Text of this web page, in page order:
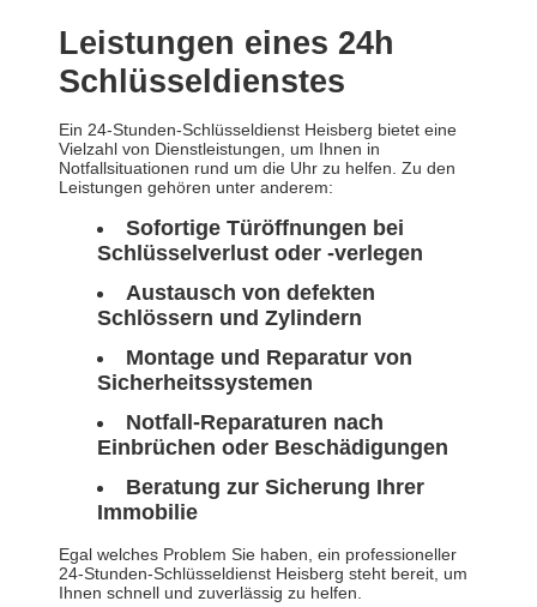
Leistungen eines 24h
Schlüsseldienstes
Ein 24-Stunden-Schlüsseldienst Heisberg bietet eine
Vielzahl von Dienstleistungen, um Ihnen in
Notfallsituationen rund um die Uhr zu helfen. Zu den
Leistungen gehören unter anderem:
Sofortige Türöffnungen bei
Schlüsselverlust oder -verlegen
Austausch von defekten
Schlössern und Zylindern
Montage und Reparatur von
Sicherheitssystemen
Notfall-Reparaturen nach
Einbrüchen oder Beschädigungen
Beratung zur Sicherung Ihrer
Immobilie
Egal welches Problem Sie haben, ein professioneller
24-Stunden-Schlüsseldienst Heisberg steht bereit, um
Ihnen schnell und zuverlässig zu helfen.